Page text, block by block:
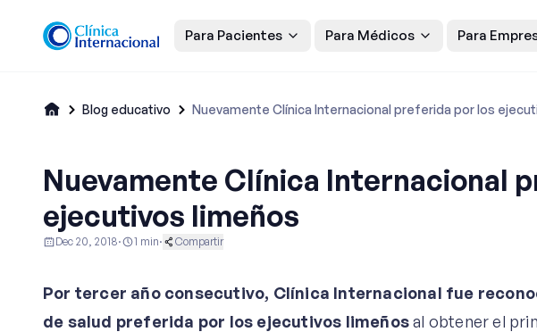
Para Pacientes Para Médicos Para
Blog educativo Nuevamente Clínica Internacional preferida por los
Nuevamente Clínica Internacional
ejecutivos limeños
Dec 20, 2018· 1 min· Compartir
Por tercer año consecutivo, Clínica Internacional fue
de salud preferida por los ejecutivos limeñosal obtener el